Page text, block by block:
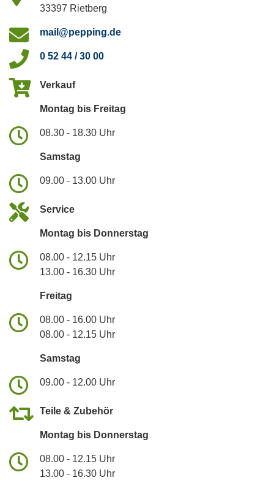
33397 Rietberg
mail@pepping.de
0 52 44 / 30 00
Verkauf
Montag bis Freitag
08.30 - 18.30 Uhr
Samstag
09.00 - 13.00 Uhr
Service
Montag bis Donnerstag
08.00 - 12.15 Uhr
13.00 - 16.30 Uhr
Freitag
08.00 - 16.00 Uhr
08.00 - 12.15 Uhr
Samstag
09.00 - 12.00 Uhr
Teile & Zubehör
Montag bis Donnerstag
08.00 - 12.15 Uhr
13.00 - 16.30 Uhr